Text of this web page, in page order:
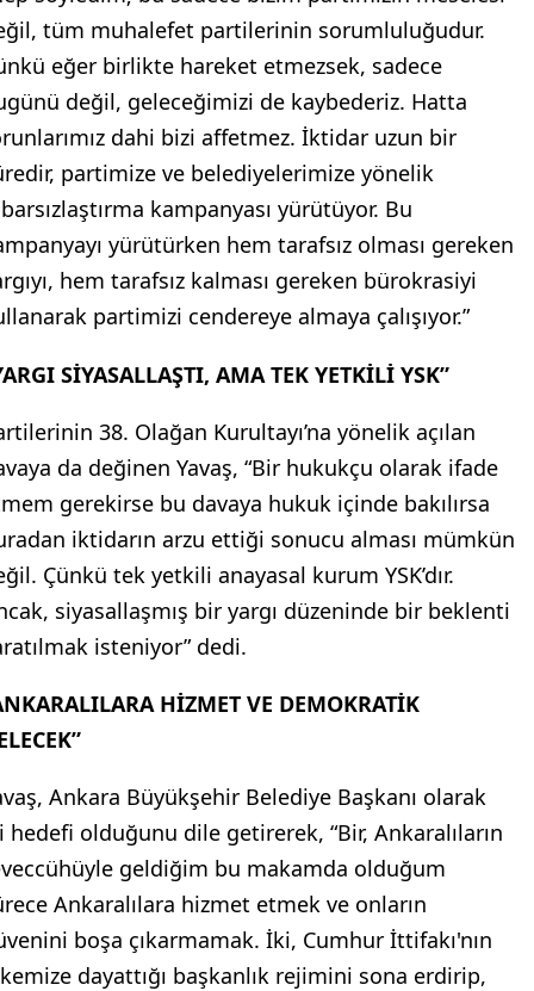
tüm muhalefet partilerinin sorumluluğudur.
eğer birlikte hareket etmezsek, sadece
değil, geleceğimizi de kaybederiz. Hatta
dahi bizi affetmez. İktidar uzun bir
partimize ve belediyelerimize yönelik
kampanyası yürütüyor. Bu
yürütürken hem tarafsız olması gereken
hem tarafsız kalması gereken bürokrasiyi
partimizi cendereye almaya çalışıyor.”
SİYASALLAŞTI, AMA TEK YETKİLİ YSK”
38. Olağan Kurultayı’na yönelik açılan
da değinen Yavaş, “Bir hukukçu olarak ifade
gerekirse bu davaya hukuk içinde bakılırsa
iktidarın arzu ettiği sonucu alması mümkün
Çünkü tek yetkili anayasal kurum YSK’dır.
siyasallaşmış bir yargı düzeninde bir beklenti
isteniyor” dedi.
HİZMET VE DEMOKRATİK
Ankara Büyükşehir Belediye Başkanı olarak
hedefi olduğunu dile getirerek, “Bir, Ankaralıların
geldiğim bu makamda olduğum
Ankaralılara hizmet etmek ve onların
boşa çıkarmamak. İki, Cumhur İttifakı'nın
dayattığı başkanlık rejimini sona erdirip,